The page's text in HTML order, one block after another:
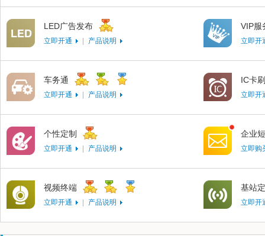
LED广告发布
立即开通 产品说明
VIP服
立即开
车务通
立即开通 产品说明
IC卡
立即开
个性定制
立即开通 产品说明
企业
立即购
视频终端
立即开通 产品说明
基站
立即开